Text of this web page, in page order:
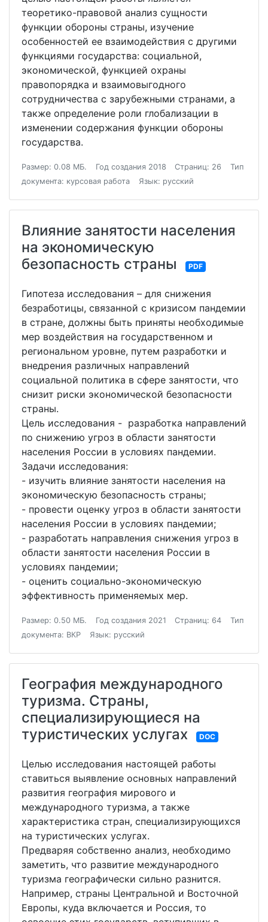
теоретико-правовой анализ сущности
функции обороны страны, изучение
особенностей ее взаимодействия с другими
функциями государства: социальной,
экономической, функцией охраны
правопорядка и взаимовыгодного
сотрудничества с зарубежными странами, а
также определение роли глобализации в
изменении содержания функции обороны
государства.
Размер: 0.08 МБ. Год создания 2018 Страниц: 26
Тип
документа: курсовая работа
Язык: русский
Влияние занятости населения
на экономическую
безопасность страны
PDF
Гипотеза исследования – для снижения
безработицы, связанной с кризисом пандемии
в стране, должны быть приняты необходимые
мер воздействия на государственном и
региональном уровне, путем разработки и
внедрения различных направлений
социальной политика в сфере занятости, что
снизит риски экономической безопасности
страны.
Цель исследования - разработка направлений
по снижению угроз в области занятости
населения России в условиях пандемии.
Задачи исследования:
- изучить влияние занятости населения на
экономическую безопасность страны;
- провести оценку угроз в области занятости
населения России в условиях пандемии;
- разработать направления снижения угроз в
области занятости населения России в
условиях пандемии;
- оценить социально-экономическую
эффективность применяемых мер.
Размер: 0.50 МБ. Год создания 2021 Страниц: 64
Тип
документа: ВКР
Язык: русский
География международного
туризма. Страны,
специализирующиеся на
туристических услугах
DOC
Целью исследования настоящей работы
ставиться выявление основных направлений
развития география мирового и
международного туризма, а также
характеристика стран, специализирующихся
на туристических услугах.
Предваряя собственно анализ, необходимо
заметить, что развитие международного
туризма географически сильно разнится.
Например, страны Центральной и Восточной
Европы, куда включается и Россия, то